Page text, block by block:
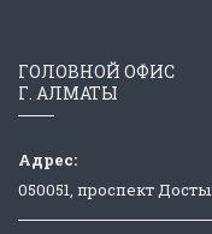
ГОЛОВНОЙ ОФИС
Г. АЛМАТЫ
Адрес:
050051, проспект